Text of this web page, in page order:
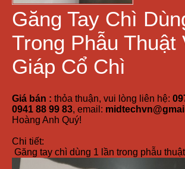
Găng Tay Chì
Trong Phẫu Thuật
Giáp Cổ Chì
Giá bán : thỏa thuận, vui lòng liên hệ:
0941 88 99 83, email:
Hoàng Anh Quý!
Chi tiết:
Găng tay chì dùng 1 lần trong phẫu